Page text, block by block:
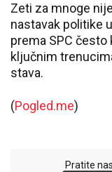
Zeti za mnoge
nastavak politike
prema SPC često
ključnim
stava.
(Pogled.me)
Pratite